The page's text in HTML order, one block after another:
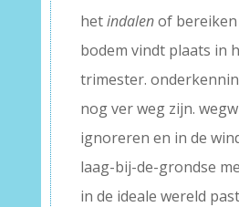
hetindalenof bereiken
bodem vindt plaats in
trimester.
nog ver weg zijn.
ignoreren en in de
laag-bij-de-grondse
in de ideale wereld